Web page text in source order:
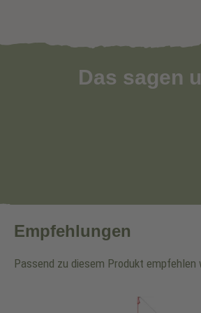
Das sagen
Empfehlungen
Passend zu diesem Produkt empfehlen